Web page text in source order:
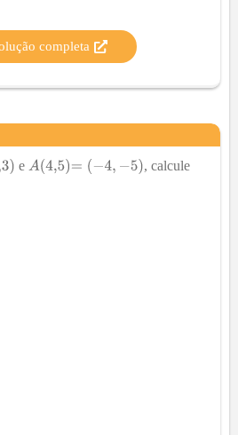
completa
e
, calcule